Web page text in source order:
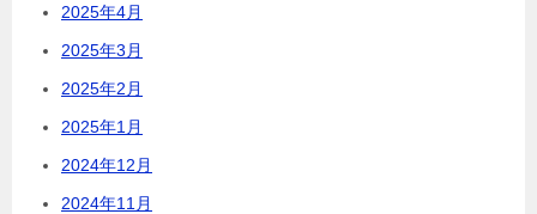
2025年4月
2025年3月
2025年2月
2025年1月
2024年12月
2024年11月